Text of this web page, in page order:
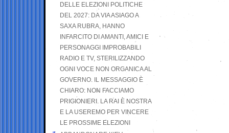
DELLE ELEZIONI POLITICHE
DEL 2027: DA VIA ASIAGO A
SAXA RUBRA, HANNO
INFARCITO DI AMANTI, AMICI E
PERSONAGGI IMPROBABILI
RADIO E TV, STERILIZZANDO
OGNI VOCE NON ORGANICA AL
GOVERNO. IL MESSAGGIO È
CHIARO: NON FACCIAMO
PRIGIONIERI. LA RAI È NOSTRA
E LA USEREMO PER VINCERE
LE PROSSIME ELEZIONI